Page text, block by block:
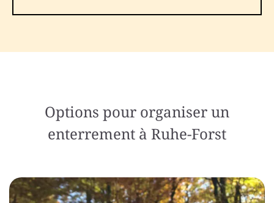
Options pour organiser un
enterrement à Ruhe-Forst